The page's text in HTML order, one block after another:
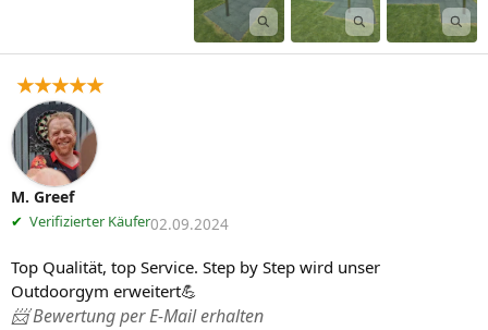
★★★★★
M. Greef
✔ Verifizierter Käufer02.09.2024
Top Qualität, top Service. Step by Step wird unser
Outdoorgym erweitert💪
📨 Bewertung per E-Mail erhalten